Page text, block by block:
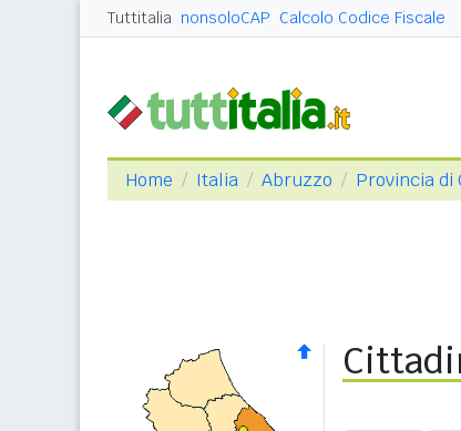
Tuttitalia nonsoloCAP Calcolo Codice Fiscale
Home Italia Abruzzo Provincia di